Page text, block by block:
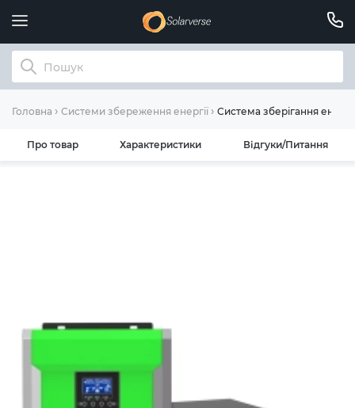
Головна Системи збереження енергії Система зберігання
Про товар Характеристики Відгуки/Питання